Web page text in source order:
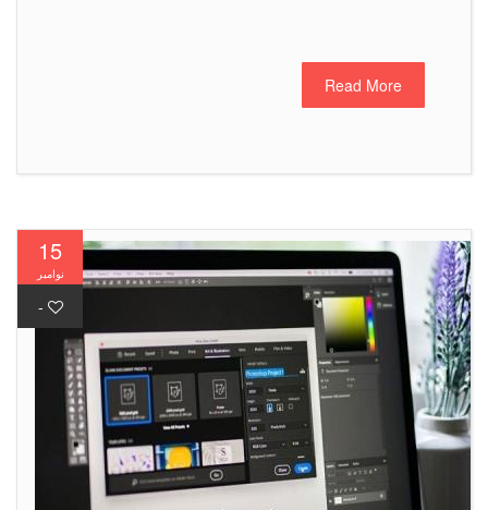
Read More
15
نوامبر